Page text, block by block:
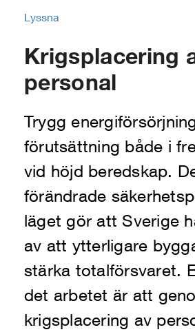
Lyssna
Krigsplacering
personal
Trygg
förutsättning både i
vid höjd beredskap.
förändrade
läget gör att Sverige
av att ytterligare
stärka totalförsvaret.
det arbetet är att
krigsplacering av